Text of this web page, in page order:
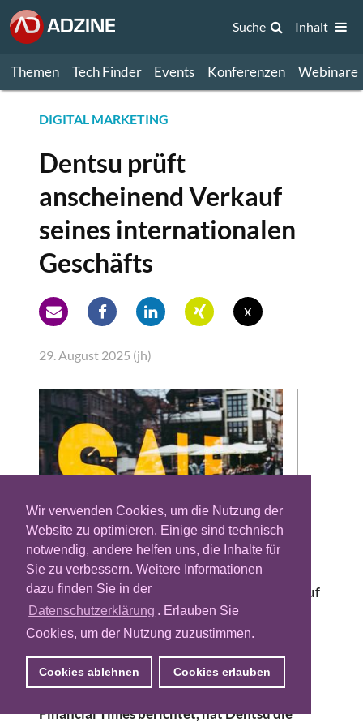
Wir verwenden Cookies, um die Nutzung der
Website zu optimieren. Einige sind technisch
notwendig, andere helfen uns, die Inhalte für
Sie zu verbessern. Weitere Informationen
dazu finden Sie in der
Datenschutzerklärung . Erlauben Sie
Cookies, um der Nutzung zuzustimmen.
Cookies ablehnen Cookies erlauben
Themen Tech Finder Events Konferenzen Webinare
Suche Inhalt
DIGITAL MARKETING
Dentsu prüft
anscheinend Verkauf
seines internationalen
Geschäfts
x
29. August 2025 (jh)
Das japanische Agenturnetzwerk Dentsu
erwägt Medienberichten zufolge den Verkauf
seines internationalen Geschäfts. Damit
könnte der Konzern seine globalen
Expansionspläne faktisch beenden und sich
künftig stärker auf den Heimatmarkt
konzentrieren. Wie unter anderem die
Financial Times berichtet, hat Dentsu die